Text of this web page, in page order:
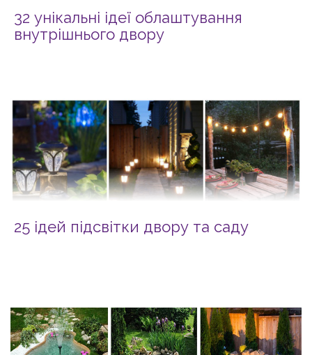
32 унікальні ідеї облаштування
внутрішнього двору
25 ідей підсвітки двору та саду